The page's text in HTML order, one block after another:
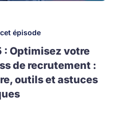
épisode
: Optimisez votre
de recrutement :
outils et astuces